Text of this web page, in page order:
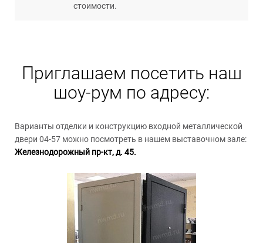
стоимости.
Приглашаем посетить наш
шоу-рум по адресу:
Варианты отделки и конструкцию входной металлической
двери 04-57 можно посмотреть в нашем выставочном зале:
Железнодорожный пр-кт, д. 45.